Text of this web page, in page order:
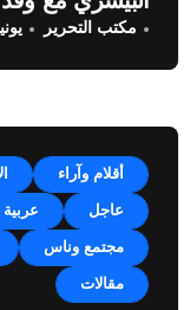
مكتب التحرير يونيو
أقلام وآراء
عاجل عربية
مجتمع وناس
مقالات